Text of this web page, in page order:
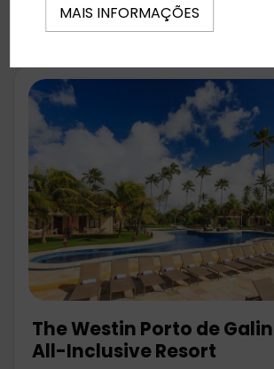
The Westin Porto de
All-Inclusive Resort
MAIS INFORMAÇÕES